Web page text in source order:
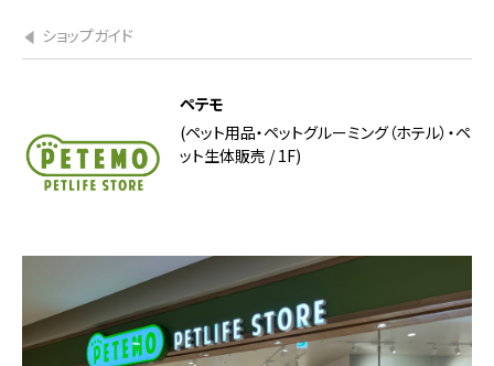
ショップガイド
ペテモ
(ペット用品・ペットグルーミング（ホテル）・ペ
ット生体販売 / 1F)